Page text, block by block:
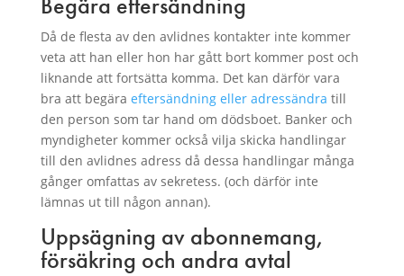
Då de flesta av den avlidnes kontakter inte kommer
veta att han eller hon har gått bort kommer post och
liknande att fortsätta komma. Det kan därför vara
bra att begära eftersändning eller adressändra till
den person som tar hand om dödsboet. Banker och
myndigheter kommer också vilja skicka handlingar
till den avlidnes adress då dessa handlingar många
gånger omfattas av sekretess. (och därför inte
lämnas ut till någon annan).
Uppsägning av abonnemang,
försäkring och andra avtal